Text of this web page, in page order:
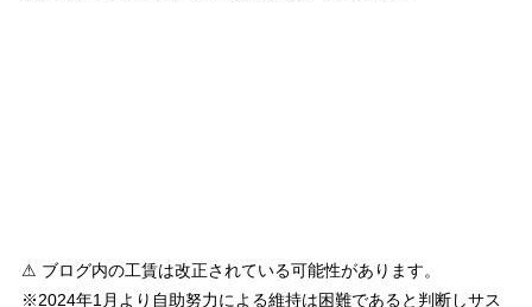
⚠ ブログ内の工賃は改正されている可能性があります。
※2024年1月より自助努力による維持は困難であると判断しサス